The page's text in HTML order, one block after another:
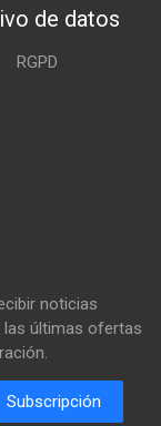
de datos
RGPD
noticias
las últimas ofertas
Subscripción